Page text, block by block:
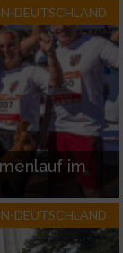
DEUTSCHLAND
im
DEUTSCHLAND